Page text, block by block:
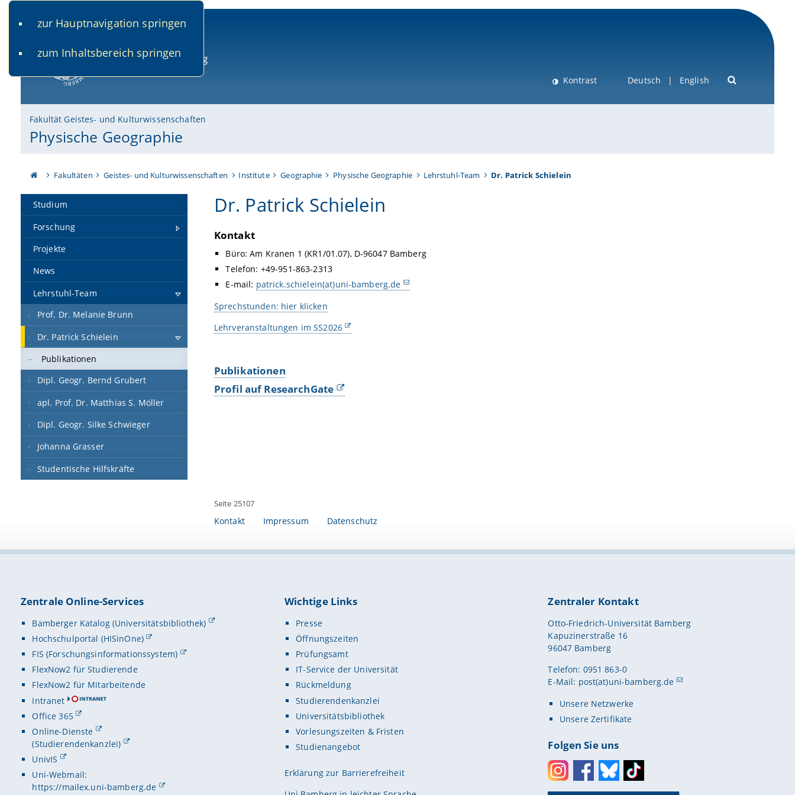
zur Hauptnavigation springen
zum Inhaltsbereich springen
Kontrast Deutsch English
Fakultät Geistes- und Kulturwissenschaften
Physische Geographie
Fakultäten Geistes- und Kulturwissenschaften Institute Geographie Physische Geographie Lehrstuhl-Team Dr. Patrick Schielein
Studium
Forschung
Projekte
News
Lehrstuhl-Team
Prof. Dr. Melanie Brunn
Dr. Patrick Schielein
Publikationen
Dipl. Geogr. Bernd Grubert
apl. Prof. Dr. Matthias S. Möller
Dipl. Geogr. Silke Schwieger
Johanna Grasser
Studentische Hilfskräfte
Dr. Patrick Schielein
Kontakt
Büro: Am Kranen 1 (KR1/01.07), D-96047 Bamberg
Telefon: +49-951-863-2313
E-mail: patrick.schielein(at)uni-bamberg.de
Sprechstunden: hier klicken
Lehrveranstaltungen im SS2026
Publikationen
Profil auf ResearchGate
Seite 25107
Kontakt Impressum Datenschutz
Zentrale Online-Services
Bamberger Katalog (Universitätsbibliothek)
Hochschulportal (HISinOne)
FIS (Forschungsinformationssystem)
FlexNow2 für Studierende
FlexNow2 für Mitarbeitende
Intranet
Office 365
Online-Dienste
(Studierendenkanzlei)
UnivIS
Uni-Webmail:
https://mailex.uni-bamberg.de
Wichtige Links
Presse
Öffnungszeiten
Prüfungsamt
IT-Service der Universität
Rückmeldung
Studierendenkanzlei
Universitätsbibliothek
Vorlesungszeiten & Fristen
Studienangebot
Erklärung zur Barrierefreiheit
Zentraler Kontakt
Otto-Friedrich-Universität Bamberg
Kapuzinerstraße 16
96047 Bamberg
Telefon: 0951 863-0
E-Mail: post(at)uni-bamberg.de
Unsere Netzwerke
Unsere Zertifikate
Folgen Sie uns
InstagramFacebookBlueskyToktok